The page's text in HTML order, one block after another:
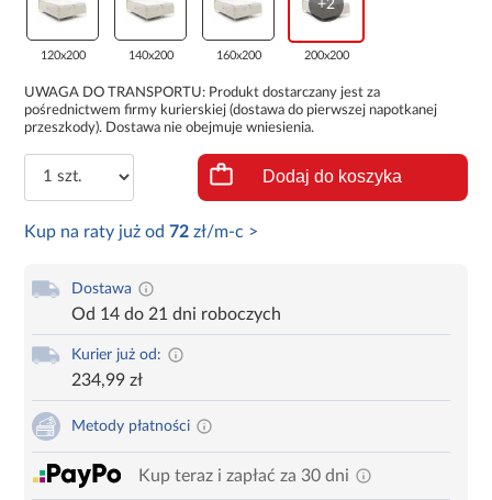
120x200 140x200 160x200
+2
200x200
UWAGA DO TRANSPORTU: Produkt dostarczany jest za
pośrednictwem firmy kurierskiej (dostawa do pierwszej napotkanej
przeszkody). Dostawa nie obejmuje wniesienia.
Dodaj do koszyka
Kup na raty już od72 zł/m-c >
Dostawa
Od 14 do 21 dni roboczych
Kurier już od:
234,99 zł
Metody płatności
Kup teraz i zapłać za 30 dni